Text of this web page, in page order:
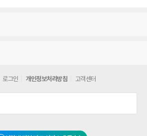
로그인 개인정보처리방침 고객센터